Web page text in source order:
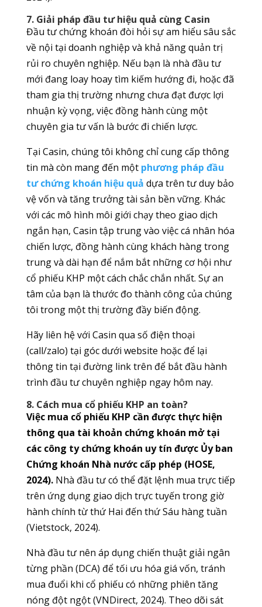
7. Giải pháp đầu tư hiệu quả cùng Casin
Đầu tư chứng khoán đòi hỏi sự am hiểu sâu sắc
về nội tại doanh nghiệp và khả năng quản trị
rủi ro chuyên nghiệp. Nếu bạn là nhà đầu tư
mới đang loay hoay tìm kiếm hướng đi, hoặc đã
tham gia thị trường nhưng chưa đạt được lợi
nhuận kỳ vọng, việc đồng hành cùng một
chuyên gia tư vấn là bước đi chiến lược.
Tại Casin, chúng tôi không chỉ cung cấp thông
tin mà còn mang đến một phương pháp đầu
tư chứng khoán hiệu quả dựa trên tư duy bảo
vệ vốn và tăng trưởng tài sản bền vững. Khác
với các mô hình môi giới chạy theo giao dịch
ngắn hạn, Casin tập trung vào việc cá nhân hóa
chiến lược, đồng hành cùng khách hàng trong
trung và dài hạn để nắm bắt những cơ hội như
cổ phiếu KHP một cách chắc chắn nhất. Sự an
tâm của bạn là thước đo thành công của chúng
tôi trong một thị trường đầy biến động.
Hãy liên hệ với Casin qua số điện thoại
(call/zalo) tại góc dưới website hoặc để lại
thông tin tại đường link trên để bắt đầu hành
trình đầu tư chuyên nghiệp ngay hôm nay.
8. Cách mua cổ phiếu KHP an toàn?
Việc mua cổ phiếu KHP cần được thực hiện
thông qua tài khoản chứng khoán mở tại
các công ty chứng khoán uy tín được Ủy ban
Chứng khoán Nhà nước cấp phép (HOSE,
2024).Nhà đầu tư có thể đặt lệnh mua trực tiếp
trên ứng dụng giao dịch trực tuyến trong giờ
hành chính từ thứ Hai đến thứ Sáu hàng tuần
(Vietstock, 2024).
Nhà đầu tư nên áp dụng chiến thuật giải ngân
từng phần (DCA) để tối ưu hóa giá vốn, tránh
mua đuổi khi cổ phiếu có những phiên tăng
nóng đột ngột (VNDirect, 2024). Theo dõi sát